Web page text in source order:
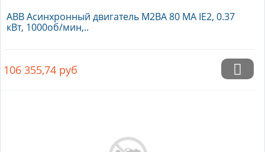
ABB Асинхронный двигатель M2BA 80 MA IE2, 0.37
кВт, 1000об/мин,..
106 355,74 руб